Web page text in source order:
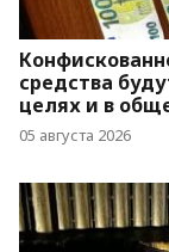
средства
целях и в
05 августа 2026